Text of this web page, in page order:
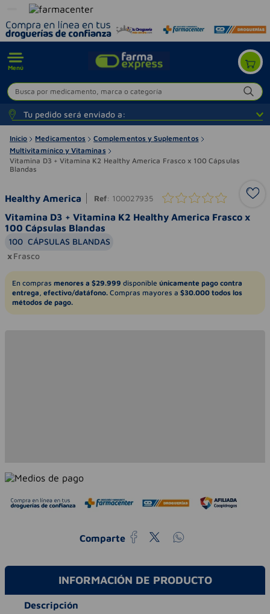
Menú
Busca por medicamento, marca o categoría
Tu pedido será enviado a:
Inicio Medicamentos
Complementos y Suplementos
Multivitamínico y Vitaminas
Vitamina D3 + Vitamina K2 Healthy America Frasco x 100 Cápsulas
Blandas
Healthy America Ref: 100027935
Vitamina D3 + Vitamina K2 Healthy America Frasco x
100 Cápsulas Blandas
100 CÁPSULAS BLANDAS
Frasco
En compras menores a $29.999 disponible únicamente pago contra
entrega, efectivo/datáfono. Compras mayores a $30.000 todos los
métodos de pago.
Comparte
INFORMACIÓN DE PRODUCTO
Descripción